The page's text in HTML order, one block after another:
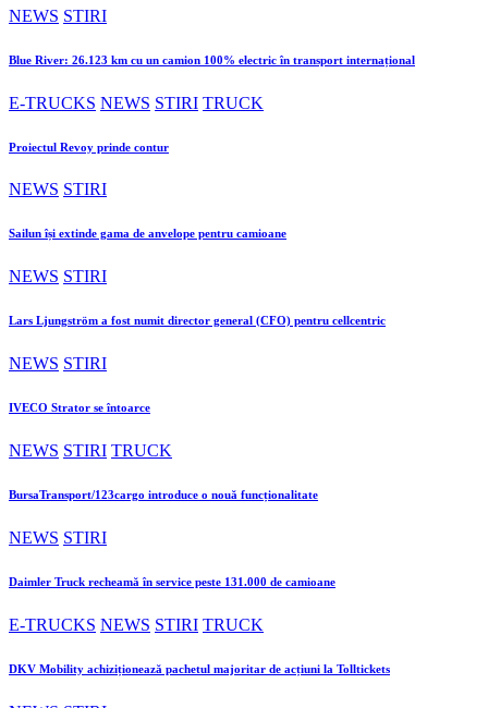
NEWS STIRI
Blue River: 26.123 km cu un camion 100% electric în transport internațional
E-TRUCKS NEWS STIRI TRUCK
Proiectul Revoy prinde contur
NEWS STIRI
Sailun își extinde gama de anvelope pentru camioane
NEWS STIRI
Lars Ljungström a fost numit director general (CFO) pentru cellcentric
NEWS STIRI
IVECO Strator se întoarce
NEWS STIRI TRUCK
BursaTransport/123cargo introduce o nouă funcționalitate
NEWS STIRI
Daimler Truck recheamă în service peste 131.000 de camioane
E-TRUCKS NEWS STIRI TRUCK
DKV Mobility achiziționează pachetul majoritar de acțiuni la Tolltickets